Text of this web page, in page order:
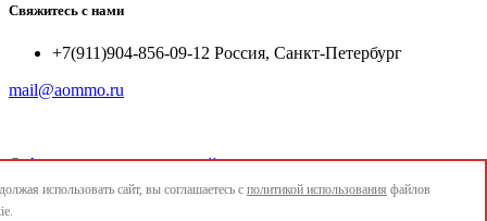
Свяжитесь с нами
+7(911)904-856-09-12 Россия, Санкт-Петербург
mail@aommo.ru
© Ассоциация организаций по реализации национальных
проектов и достижению национальных целей развития
использовать сайт, вы соглашаетесь с политикой использования файлов